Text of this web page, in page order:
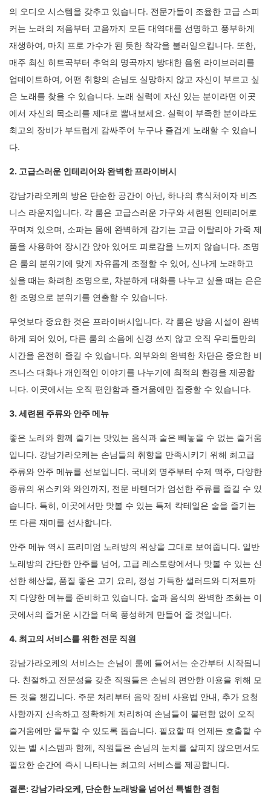
의 오디오 시스템을 갖추고 있습니다. 전문가들이 조율한 고급 스피
커는 노래의 저음부터 고음까지 모든 대역대를 선명하고 풍부하게
재생하여, 마치 프로 가수가 된 듯한 착각을 불러일으킵니다. 또한,
매주 최신 히트곡부터 추억의 명곡까지 방대한 음원 라이브러리를
업데이트하여, 어떤 취향의 손님도 실망하지 않고 자신이 부르고 싶
은 노래를 찾을 수 있습니다. 노래 실력에 자신 있는 분이라면 이곳
에서 자신의 목소리를 제대로 뽐내보세요. 실력이 부족한 분이라도
최고의 장비가 부드럽게 감싸주어 누구나 즐겁게 노래할 수 있습니
다.
2. 고급스러운 인테리어와 완벽한 프라이버시
강남가라오케의 방은 단순한 공간이 아닌, 하나의 휴식처이자 비즈
니스 라운지입니다. 각 룸은 고급스러운 가구와 세련된 인테리어로
꾸며져 있으며, 소파는 몸에 완벽하게 감기는 고급 이탈리아 가죽 제
품을 사용하여 장시간 앉아 있어도 피로감을 느끼지 않습니다. 조명
은 룸의 분위기에 맞게 자유롭게 조절할 수 있어, 신나게 노래하고
싶을 때는 화려한 조명으로, 차분하게 대화를 나누고 싶을 때는 은은
한 조명으로 분위기를 연출할 수 있습니다.
무엇보다 중요한 것은 프라이버시입니다. 각 룸은 방음 시설이 완벽
하게 되어 있어, 다른 룸의 소음에 신경 쓰지 않고 오직 우리들만의
시간을 온전히 즐길 수 있습니다. 외부와의 완벽한 차단은 중요한 비
즈니스 대화나 개인적인 이야기를 나누기에 최적의 환경을 제공합
니다. 이곳에서는 오직 편안함과 즐거움에만 집중할 수 있습니다.
3. 세련된 주류와 안주 메뉴
좋은 노래와 함께 즐기는 맛있는 음식과 술은 빼놓을 수 없는 즐거움
입니다. 강남가라오케는 손님들의 취향을 만족시키기 위해 최고급
주류와 안주 메뉴를 선보입니다. 국내외 명주부터 수제 맥주, 다양한
종류의 위스키와 와인까지, 전문 바텐더가 엄선한 주류를 즐길 수 있
습니다. 특히, 이곳에서만 맛볼 수 있는 특제 칵테일은 술을 즐기는
또 다른 재미를 선사합니다.
안주 메뉴 역시 프리미엄 노래방의 위상을 그대로 보여줍니다. 일반
노래방의 간단한 안주를 넘어, 고급 레스토랑에서나 맛볼 수 있는 신
선한 해산물, 품질 좋은 고기 요리, 정성 가득한 샐러드와 디저트까
지 다양한 메뉴를 준비하고 있습니다. 술과 음식의 완벽한 조화는 이
곳에서의 즐거운 시간을 더욱 풍성하게 만들어 줄 것입니다.
4. 최고의 서비스를 위한 전문 직원
강남가라오케의 서비스는 손님이 룸에 들어서는 순간부터 시작됩니
다. 친절하고 전문성을 갖춘 직원들은 손님의 편안한 이용을 위해 모
든 것을 챙깁니다. 주문 처리부터 음악 장비 사용법 안내, 추가 요청
사항까지 신속하고 정확하게 처리하여 손님들이 불편함 없이 오직
즐거움에만 몰두할 수 있도록 돕습니다. 필요할 때 언제든 호출할 수
있는 벨 시스템과 함께, 직원들은 손님의 눈치를 살피지 않으면서도
필요한 순간에 즉시 나타나는 최고의 서비스를 제공합니다.
결론: 강남가라오케, 단순한 노래방을 넘어선 특별한 경험